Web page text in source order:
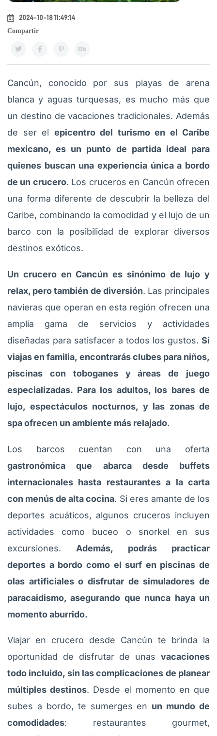
2024-10-18 11:49:14
Compartir
Cancún, conocido por sus playas de arena
blanca y aguas turquesas, es mucho más que
un destino de vacaciones tradicionales. Además
de ser el epicentro del turismo en el Caribe
mexicano, es un punto de partida ideal para
quienes buscan una experiencia única a bordo
de un crucero. Los cruceros en Cancún ofrecen
una forma diferente de descubrir la belleza del
Caribe, combinando la comodidad y el lujo de un
barco con la posibilidad de explorar diversos
destinos exóticos.
Un crucero en Cancún es sinónimo de lujo y
relax, pero también de diversión. Las principales
navieras que operan en esta región ofrecen una
amplia gama de servicios y actividades
diseñadas para satisfacer a todos los gustos. Si
viajas en familia, encontrarás clubes para niños,
piscinas con toboganes y áreas de juego
especializadas. Para los adultos, los bares de
lujo, espectáculos nocturnos, y las zonas de
spa ofrecen un ambiente más relajado.
Los barcos cuentan con una oferta
gastronómica que abarca desde buffets
internacionales hasta restaurantes a la carta
con menús de alta cocina. Si eres amante de los
deportes acuáticos, algunos cruceros incluyen
actividades como buceo o snorkel en sus
excursiones. Además, podrás practicar
deportes a bordo como el surf en piscinas de
olas artificiales o disfrutar de simuladores de
paracaidismo, asegurando que nunca haya un
momento aburrido.
Viajar en crucero desde Cancún te brinda la
oportunidad de disfrutar de unas vacaciones
todo incluido, sin las complicaciones de planear
múltiples destinos. Desde el momento en que
subes a bordo, te sumerges en un mundo de
comodidades: restaurantes gourmet,